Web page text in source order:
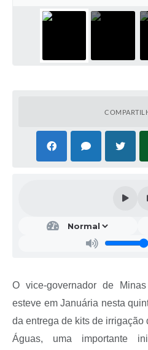
O vice-governador de
esteve em Januária nesta
da entrega de kits de irrigação
Águas, uma importante